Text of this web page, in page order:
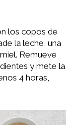
los copos de
la leche, una
Remueve
y mete la
4 horas,